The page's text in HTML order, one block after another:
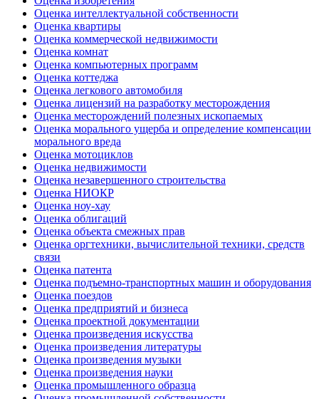
Оценка интеллектуальной собственности
Оценка квартиры
Оценка коммерческой недвижимости
Оценка комнат
Оценка компьютерных программ
Оценка коттеджа
Оценка легкового автомобиля
Оценка лицензий на разработку месторождения
Оценка месторождений полезных ископаемых
Оценка морального ущерба и определение компенсации
морального вреда
Оценка мотоциклов
Оценка недвижимости
Оценка незавершенного строительства
Оценка НИОКР
Оценка ноу-хау
Оценка облигаций
Оценка объекта смежных прав
Оценка оргтехники, вычислительной техники, средств
связи
Оценка патента
Оценка подъемно-транспортных машин и оборудования
Оценка поездов
Оценка предприятий и бизнеса
Оценка проектной документации
Оценка произведения искусства
Оценка произведения литературы
Оценка произведения музыки
Оценка произведения науки
Оценка промышленного образца